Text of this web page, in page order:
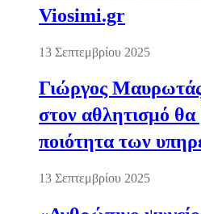
Viosimi.gr
13 Σεπτεμβρίου 2025
Γιώργος
στον αθλητισμό
ποιότητα των
13 Σεπτεμβρίου 2025